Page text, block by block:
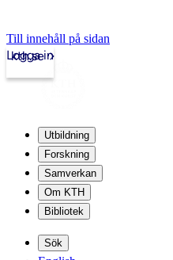
Till innehåll på sidan
kth.se
Logga in
Utbildning
Forskning
Samverkan
Om KTH
Bibliotek
Sök